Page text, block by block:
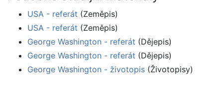
USA - referát (Zeměpis)
USA - referát (Zeměpis)
George Washington - referát (Dějepis)
George Washington - referát (Dějepis)
George Washington - životopis (Životopisy)